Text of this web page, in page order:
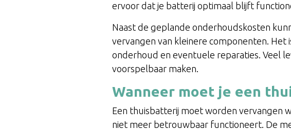
ervoor dat je batterij optimaal blijft
Naast de geplande onderhoudskosten
vervangen van kleinere componenten.
onderhoud en eventuele reparaties. Veel
voorspelbaar maken.
Wanneer moet je een
Een thuisbatterij moet worden vervangen
niet meer betrouwbaar functioneert. De